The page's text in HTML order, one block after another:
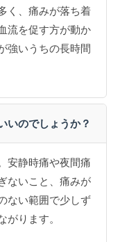
く、痛みが落ち着
流を促す方が動か
強いうちの長時間
いのでしょうか？
安静時痛や夜間痛
ないこと、痛みが
ない範囲で少しず
がります。